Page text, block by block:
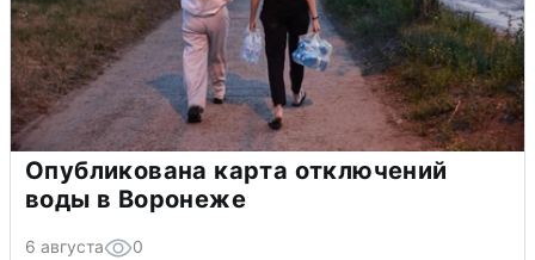
Опубликована карта отключений
воды в Воронеже
6 августа 0